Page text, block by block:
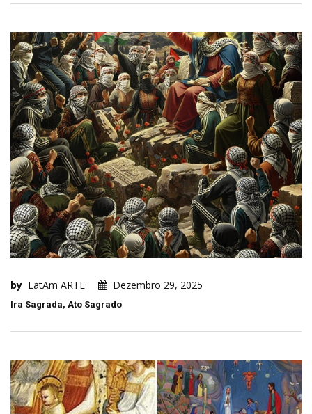
by LatAm ARTE Dezembro 29, 2025
Ira Sagrada, Ato Sagrado